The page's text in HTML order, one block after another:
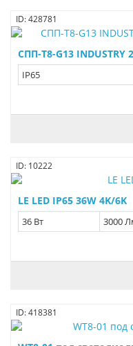
ID: 428781
СПП-Т8-G13
IP65
ID: 10222
LE LED IP65 36W 4K/6K
36 Вт 3000
ID: 418381